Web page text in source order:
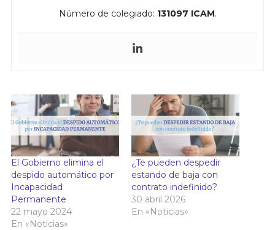
Número de colegiado: 131097 ICAM.
El Gobierno elimina el
despido automático por
Incapacidad
Permanente
22 mayo 2024
En «Noticias»
¿Te pueden despedir
estando de baja con
contrato indefinido?
30 abril 2026
En «Noticias»